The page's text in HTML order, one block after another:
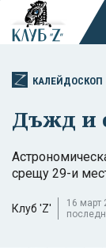
КАЛЕЙДОСКОП
Дъжд и
срещу 29-и
Клуб 'Z'
16 март